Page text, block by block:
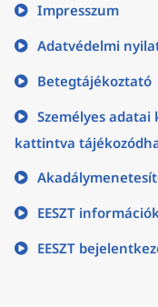
Impresszum
Adatvédelmi
Betegtájékoztató
Személyes
kattintva
EESZT
EESZT